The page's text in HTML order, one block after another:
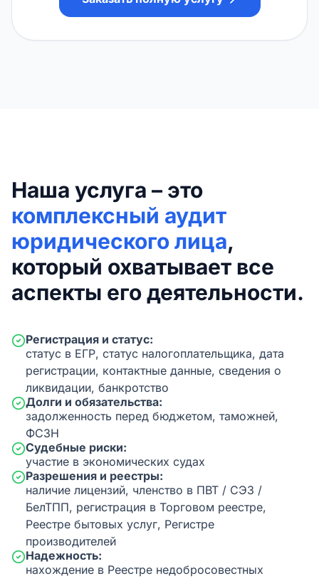
Наша услуга – это
комплексный аудит
юридического лица,
который охватывает все
аспекты его деятельности.
Регистрация и статус:
статус в ЕГР, статус налогоплательщика, дата
регистрации, контактные данные, сведения о
ликвидации, банкротство
Долги и обязательства:
задолженность перед бюджетом, таможней,
ФСЗН
Судебные риски:
участие в экономических судах
Разрешения и реестры:
наличие лицензий, членство в ПВТ / СЭЗ /
БелТПП, регистрация в Торговом реестре,
Реестре бытовых услуг, Регистре
производителей
Надежность:
нахождение в Реестре недобросовестных